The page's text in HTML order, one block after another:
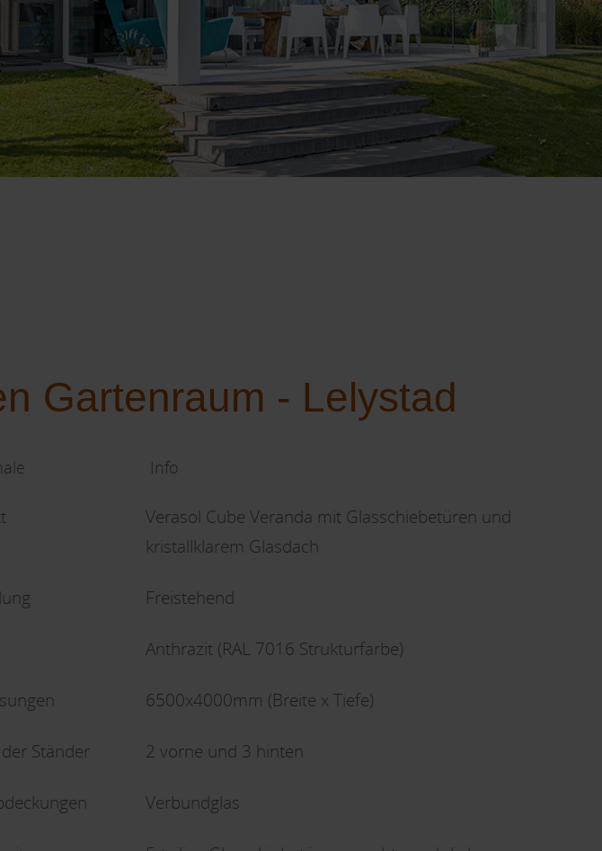
Gartenraum - Lelystad
Info
Verasol Cube Veranda mit Glasschiebetüren und
kristallklarem Glasdach
Freistehend
Anthrazit (RAL 7016 Strukturfarbe)
6500x4000mm (Breite x Tiefe)
Ständer 2 vorne und 3 hinten
Verbundglas